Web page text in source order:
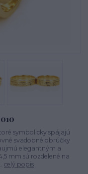
symbolicky spájajú
svadobné obrúčky
elegantným a
mm sú rozdelené na
celý popis